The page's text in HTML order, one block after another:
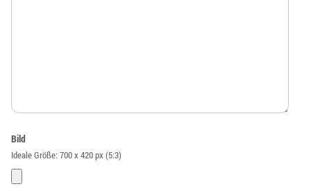
Bild
Ideale Größe: 700 x 420 px (5:3)